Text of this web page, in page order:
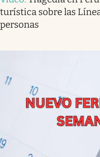
turística sobre las
personas